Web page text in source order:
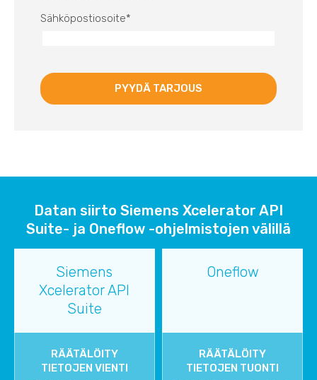
Sähköpostiosoite*
Datan siirto Siemens Xcelerator API
Suite- ja Oneflow -ohjelmistojen välillä
Siemens
Xcelerator API
Suite
Oneflow
RÄÄTÄLÖITY
TIETOJEN VIENTI
RÄÄTÄLÖITY
TIETOJEN TUONTI